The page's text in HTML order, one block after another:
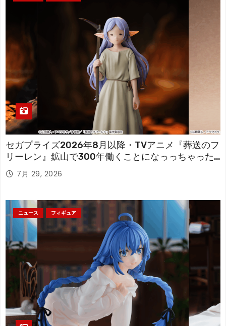
セガプライズ2026年8月以降・TVアニメ『葬送のフ
リーレン』鉱山で300年働くことになっっちゃった
「フリーレン」を立体化！
7月 29, 2026
ニュース フィギュア